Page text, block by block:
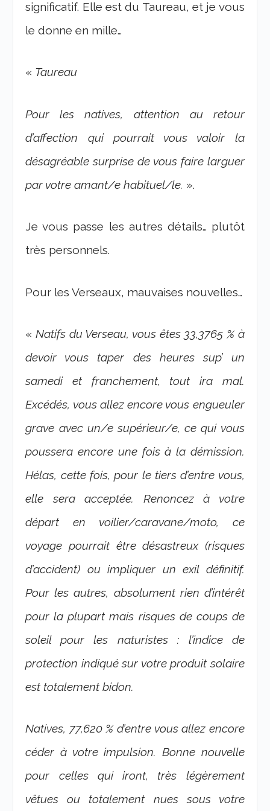
significatif. Elle est du Taureau, et je vous
le donne en mille…
« Taureau
Pour les natives, attention au retour
d’affection qui pourrait vous valoir la
désagréable surprise de vous faire larguer
par votre amant/e habituel/le. ».
Je vous passe les autres détails… plutôt
très personnels.
Pour les Verseaux, mauvaises nouvelles…
«Natifs du Verseau, vous êtes 33,3765 % à
devoir vous taper des heures sup’ un
samedi et franchement, tout ira mal.
Excédés, vous allez encore vous engueuler
grave avec un/e supérieur/e, ce qui vous
poussera encore une fois à la démission.
Hélas, cette fois, pour le tiers d’entre vous,
elle sera acceptée. Renoncez à votre
départ en voilier/caravane/moto, ce
voyage pourrait être désastreux (risques
d’accident) ou impliquer un exil définitif.
Pour les autres, absolument rien d’intérêt
pour la plupart mais risques de coups de
soleil pour les naturistes : l’indice de
protection indiqué sur votre produit solaire
est totalement bidon.
Natives, 77,620 % d’entre vous allez encore
céder à votre impulsion. Bonne nouvelle
pour celles qui iront, très légèrement
vêtues ou totalement nues sous votre